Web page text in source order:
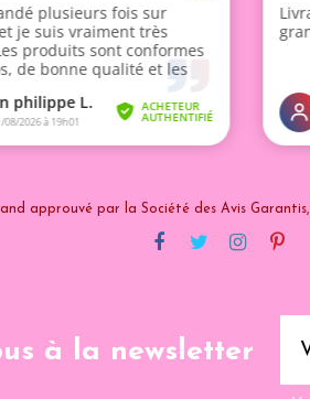
approuvé par la Société des Avis Garantis,
à la newsletter